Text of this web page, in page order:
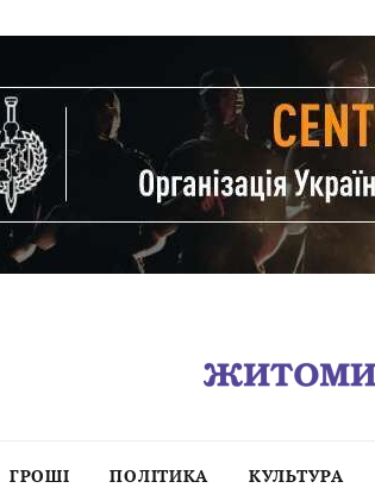
ГРОШІ ПОЛІТИКА КУЛЬТУРА